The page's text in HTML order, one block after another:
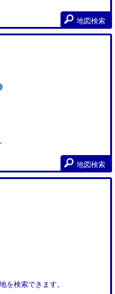
地図検索
地図検索
を検索できます。